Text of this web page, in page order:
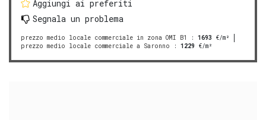
Aggiungi ai preferiti
Segnala un problema
prezzo medio locale commerciale in zona OMI B1 : 1693 €/m²
prezzo medio locale commerciale a Saronno : 1229 €/m²